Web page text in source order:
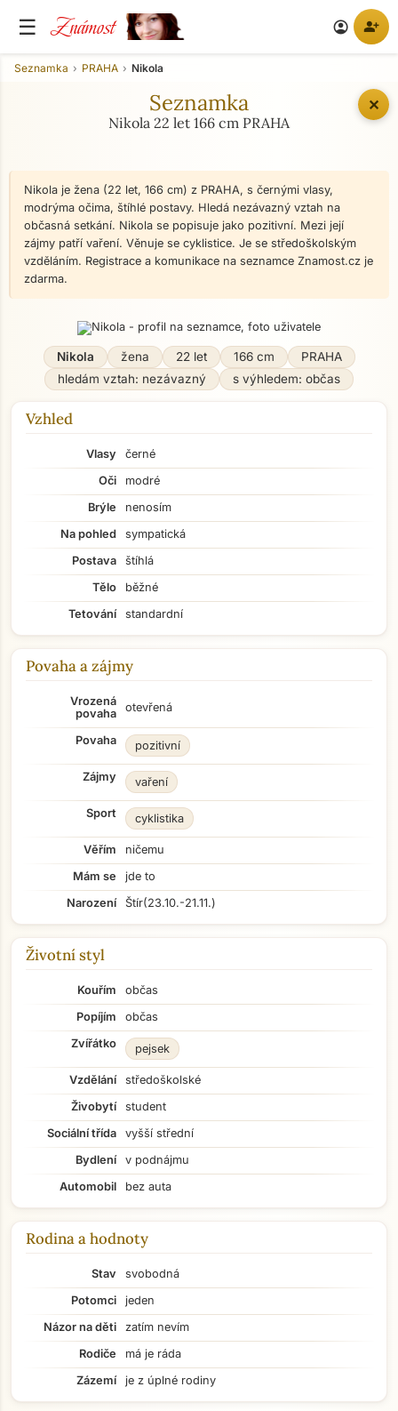
☰ Známost account_circle person_add
✕
Seznamka PRAHA Nikola
Seznamka
Nikola 22 let 166 cm PRAHA
Nikola je žena (22 let, 166 cm) z PRAHA, s černými vlasy,
modrýma očima, štíhlé postavy. Hledá nezávazný vztah na
občasná setkání. Nikola se popisuje jako pozitivní. Mezi její
zájmy patří vaření. Věnuje se cyklistice. Je se středoškolským
vzděláním. Registrace a komunikace na seznamce Znamost.cz je
zdarma.
Nikola žena 22 let 166 cm
PRAHA
hledám vztah: nezávazný
s výhledem: občas
Vzhled
Vlasy
černé
Oči
modré
Brýle
nenosím
Na pohled
sympatická
Postava
štíhlá
Tělo
běžné
Tetování
standardní
Povaha a zájmy
Vrozená
povaha
otevřená
Povaha pozitivní
Zájmy vaření
Sport cyklistika
Věřím
ničemu
Mám se
jde to
Narození
Štír(23.10.-21.11.)
Životní styl
Kouřím
občas
Popíjím
občas
Zvířátko
pejsek
Vzdělání
středoškolské
Živobytí
student
Sociální třída
vyšší střední
Bydlení
v podnájmu
Automobil
bez auta
Rodina a hodnoty
Stav
svobodná
Potomci
jeden
Názor na děti
zatím nevím
Rodiče
má je ráda
Zázemí
je z úplné rodiny